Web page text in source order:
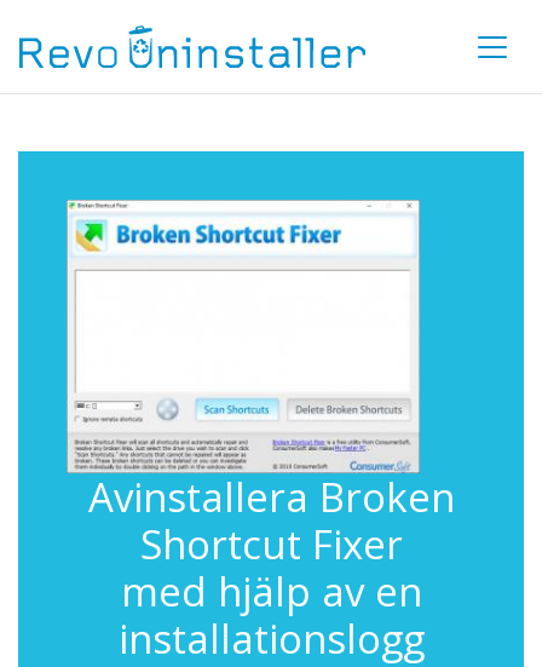
Avinstallera Broken
Shortcut Fixer
med hjälp av en
installationslogg